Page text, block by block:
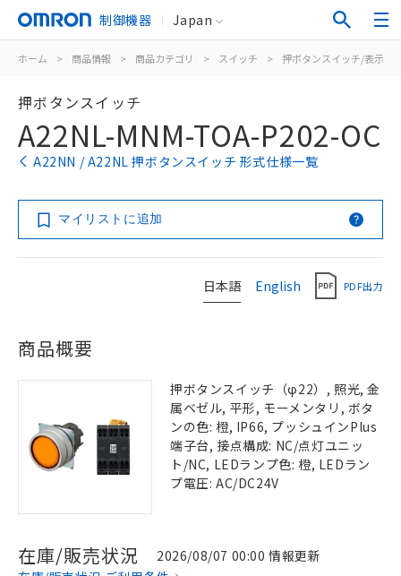
制御機器 Japan
ホーム > 商品情報 > 商品カテゴリ > スイッチ > 押ボタンスイッチ/表示灯
押ボタンスイッチ
A22NL-MNM-TOA-P202-OC
A22NN / A22NL 押ボタンスイッチ 形式仕様一覧
マイリストに追加
日本語 English PDF出力
商品概要
押ボタンスイッチ（φ22）, 照光, 金
属ベゼル, 平形, モーメンタリ, ボタ
ンの色: 橙, IP66, プッシュインPlus
端子台, 接点構成: NC/点灯ユニッ
ト/NC, LEDランプ色: 橙, LEDラン
プ電圧: AC/DC24V
在庫/販売状況
2026/08/07 00:00 情報更新